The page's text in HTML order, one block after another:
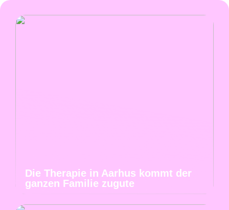
Die Therapie in Aarhus kommt der
ganzen Familie zugute